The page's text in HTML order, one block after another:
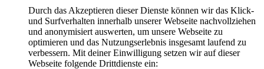
Durch das Akzeptieren dieser Dienste können wir das Klick-
und Surfverhalten innerhalb unserer Webseite nachvollziehen
und anonymisiert auswerten, um unsere Webseite zu
optimieren und das Nutzungserlebnis insgesamt laufend zu
verbessern. Mit deiner Einwilligung setzen wir auf dieser
Webseite folgende Drittdienste ein: